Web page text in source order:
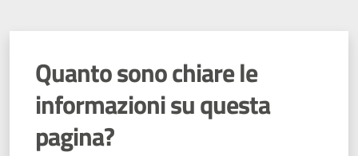
Quanto sono chiare le
informazioni su questa
pagina?